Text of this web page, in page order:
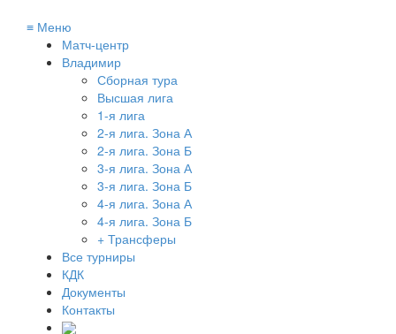
≡ Меню
Матч-центр
Владимир
Сборная тура
Высшая лига
1-я лига
2-я лига. Зона А
2-я лига. Зона Б
3-я лига. Зона А
3-я лига. Зона Б
4-я лига. Зона А
4-я лига. Зона Б
+ Трансферы
Все турниры
КДК
Документы
Контакты